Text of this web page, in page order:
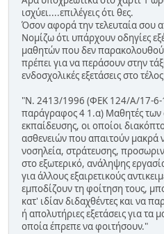
ισχύει....επιλέγεις ότι θες.
Όσον αφορά την τελευταία σου
Νομίζω ότι υπάρχουν οδηγίες
μαθητών που δεν
πρέπει για να περάσουν στην
ενδοσχολικές εξετάσεις στο
"Ν. 2413/1996 (ΦΕΚ 124/Α/17-6-
παράγραφος 4 1.α) Μαθητές των
εκπαίδευσης, οι οποίοι
ασθενειών που απαιτούν μακρά
νοσηλεία, στράτευσης,
στο εξωτερικό, ανάληψης
για άλλους εξαιρετικούς
εμποδίζουν τη φοίτηση τους,
κατ' ιδίαν διδαχθέντες και να
ή απολυτήριες εξετάσεις για τα
οποία έπρεπε να φοιτήσουν."